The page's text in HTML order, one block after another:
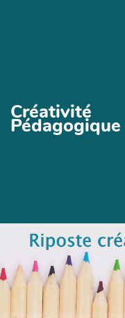
Créativité
Pédagogique